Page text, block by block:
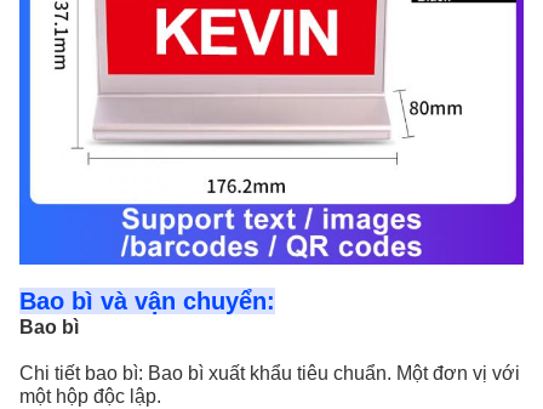
Bao bì và vận chuyển:
Bao bì
Chi tiết bao bì: Bao bì xuất khẩu tiêu chuẩn. Một đơn vị với
một hộp độc lập.